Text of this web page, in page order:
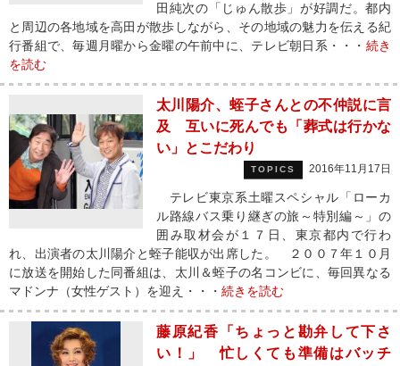
田純次の「じゅん散歩」が好調だ。都内
と周辺の各地域を高田が散歩しながら、その地域の魅力を伝える紀
行番組で、毎週月曜から金曜の午前中に、テレビ朝日系・・・ 続き
を読む
太川陽介、蛭子さんとの不仲説に言
及 互いに死んでも「葬式は行かな
い」とこだわり
TOPICS 2016年11月17日
テレビ東京系土曜スペシャル「ローカ
ル路線バス乗り継ぎの旅～特別編～」の
囲み取材会が１７日、東京都内で行わ
れ、出演者の太川陽介と蛭子能収が出席した。 ２００７年１０月
に放送を開始した同番組は、太川＆蛭子の名コンビに、毎回異なる
マドンナ（女性ゲスト）を迎え・・・ 続きを読む
藤原紀香「ちょっと勘弁して下さ
い！」 忙しくても準備はバッチ